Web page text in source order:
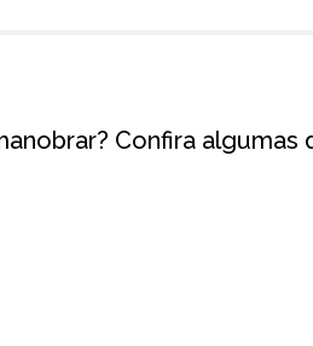
Confira algumas